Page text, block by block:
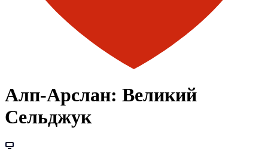
Алп-Арслан: Великий
Сельджук